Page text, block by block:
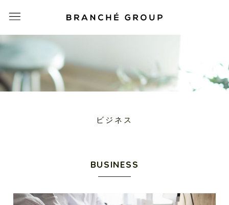
ビジネス
BUSINESS